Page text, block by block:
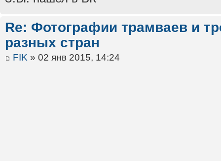
Re: Фотографии трамваев и
разных стран
FIK » 02 янв 2015, 14:24